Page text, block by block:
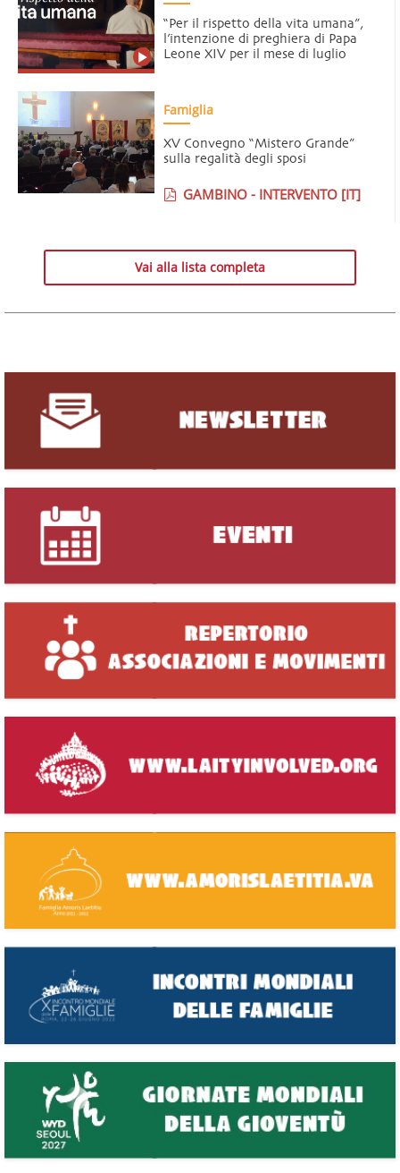
“Per il rispetto della vita umana”,
l’intenzione di preghiera di Papa
Leone XIV per il mese di luglio
Famiglia
XV Convegno “Mistero Grande”
sulla regalità degli sposi
GAMBINO - INTERVENTO [IT]
Vai alla lista completa